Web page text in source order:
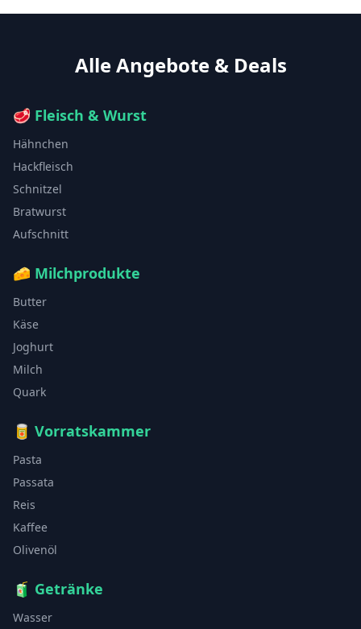
Alle Angebote & Deals
🥩 Fleisch & Wurst
Hähnchen
Hackfleisch
Schnitzel
Bratwurst
Aufschnitt
🧀 Milchprodukte
Butter
Käse
Joghurt
Milch
Quark
🥫 Vorratskammer
Pasta
Passata
Reis
Kaffee
Olivenöl
🧃 Getränke
Wasser